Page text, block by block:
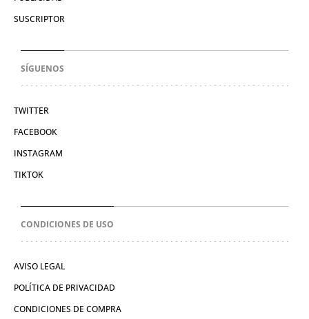
SUSCRIPTOR
SÍGUENOS
TWITTER
FACEBOOK
INSTAGRAM
TIKTOK
CONDICIONES DE USO
AVISO LEGAL
POLÍTICA DE PRIVACIDAD
CONDICIONES DE COMPRA